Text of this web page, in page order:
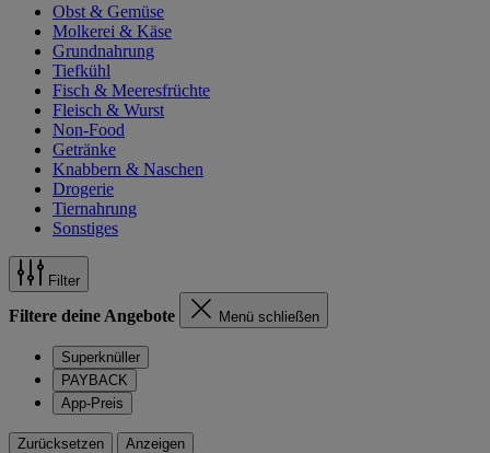
Obst & Gemüse
Molkerei & Käse
Grundnahrung
Tiefkühl
Fisch & Meeresfrüchte
Fleisch & Wurst
Non-Food
Getränke
Knabbern & Naschen
Drogerie
Tiernahrung
Sonstiges
Filter
Filtere deine Angebote Menü schließen
Superknüller
PAYBACK
App-Preis
Zurücksetzen Anzeigen